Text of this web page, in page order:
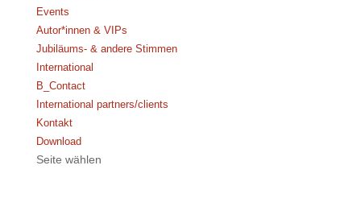
Events
Autor*innen & VIPs
Jubiläums- & andere Stimmen
International
B_Contact
International partners/clients
Kontakt
Download
Seite wählen